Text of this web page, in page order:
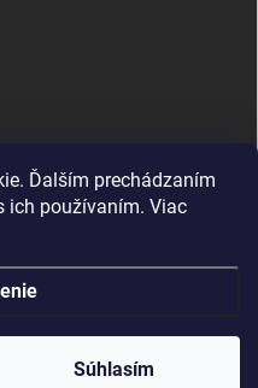
Ďalším prechádzaním
ich používaním. Viac
Súhlasím
o inú značku? Skúste
. Všetky práva vyhradené.